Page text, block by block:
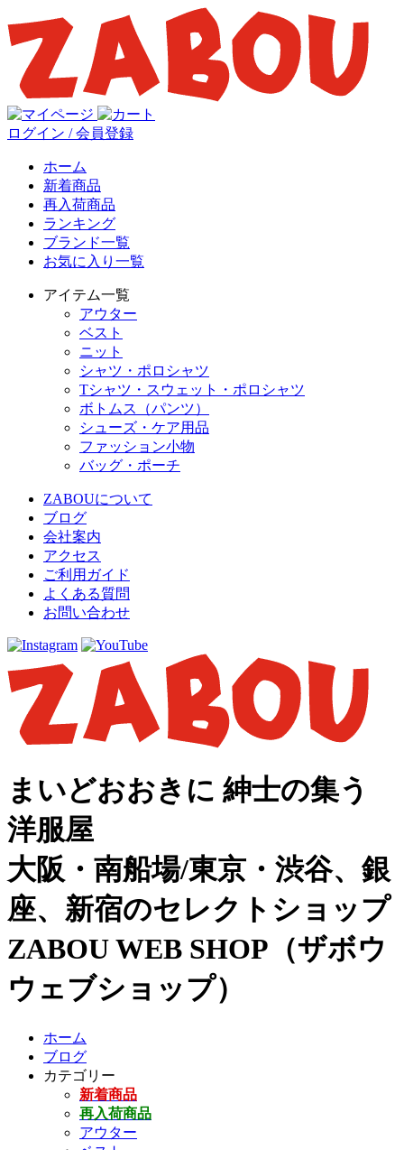
ログイン / 会員登録
ホーム
新着商品
再入荷商品
ランキング
ブランド一覧
お気に入り一覧
アイテム一覧
アウター
ベスト
ニット
シャツ・ポロシャツ
Tシャツ・スウェット・ポロシャツ
ボトムス（パンツ）
シューズ・ケア用品
ファッション小物
バッグ・ポーチ
ZABOUについて
ブログ
会社案内
アクセス
ご利用ガイド
よくある質問
お問い合わせ
まいどおおきに 紳士の集う
洋服屋
大阪・南船場/東京・渋谷、銀
座、新宿のセレクトショップ
ZABOU WEB SHOP（ザボウ
ウェブショップ）
ホーム
ブログ
カテゴリー
新着商品
再入荷商品
アウター